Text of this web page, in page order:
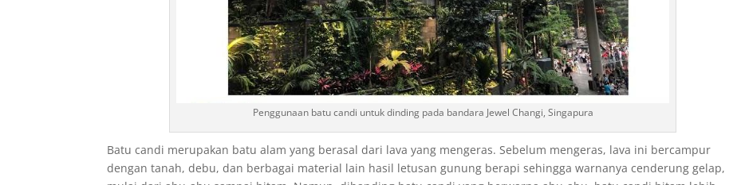
Penggunaan batu candi untuk dinding pada bandara Jewel Changi, Singapura
Batu candi merupakan batu alam yang berasal dari lava yang mengeras. Sebelum mengeras, lava ini bercampur
dengan tanah, debu, dan berbagai material lain hasil letusan gunung berapi sehingga warnanya cenderung gelap,